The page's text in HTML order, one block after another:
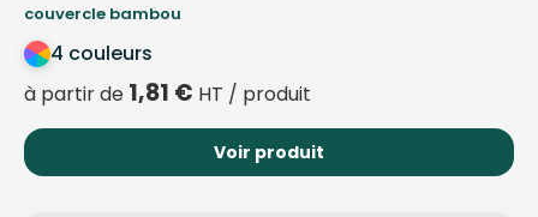
couvercle bambou
4 couleurs
à partir de 1,81 € HT / produit
Voir produit